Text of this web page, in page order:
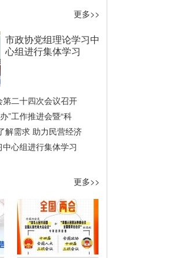
更多>>
市政协党组理论学习中
心组进行集体学习
二十四次会议召开
”工作推进会暨“科
解需求 助力民营经济
心组进行集体学习
更多>>